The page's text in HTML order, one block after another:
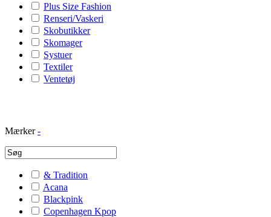
Plus Size Fashion
Renseri/Vaskeri
Skobutikker
Skomager
Systuer
Textiler
Ventetøj
Mærker -
& Tradition
Acana
Blackpink
Copenhagen Kpop